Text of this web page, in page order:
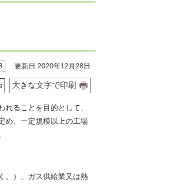
更新日 2020年12月28日
大きな文字で印刷
ることを目的として、
め、一定規模以上の工場
。）、ガス供給業又は熱